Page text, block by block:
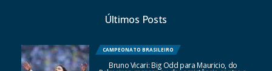
Últimos Posts
CAMPEONATO BRASILEIRO
Bruno Vicari: Big Odd para Mauricio, do